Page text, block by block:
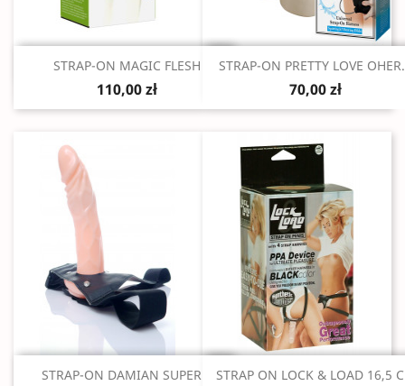
Szybki podgląd
STRAP-ON MAGIC FLESH
110,00 zł
Szybki podgląd
STRAP-ON PRETTY LOVE
70,00 zł
Szybki podgląd
STRAP-ON DAMIAN SUPER... Szybki podgląd
STRAP ON LOCK & LOAD 16,5